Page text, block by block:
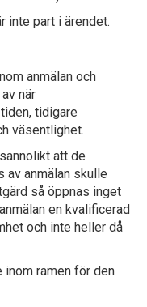
inte part i ärendet.
anmälan och
när
tidigare
väsentlighet.
att de
anmälan skulle
så öppnas inget
en kvalificerad
och inte heller då
ramen för den